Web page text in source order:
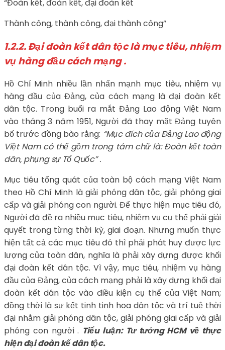
“Đoàn kết, đoàn kết, đại đoàn kết
Thành công, thành công, đại thành công”
1.2.2.Đại đoàn kết dân tộc là mục tiêu, nhiệm
vụ hàng đầu cách mạng .
Hồ Chí Minh nhiều lần nhấn mạnh mục tiêu, nhiệm vụ
hàng đầu của Đảng, của cách mạng là đại đoàn kết
dân tộc. Trong buổi ra mắt Đảng Lao động Việt Nam
vào tháng 3 năm 1951, Người đã thay mặt Đảng tuyên
bố trước đồng bào rằng: “Mục đích của Đảng Lao động
Việt Nam có thể gồm trong tám chữ là: Đoàn kết toàn
dân, phụng sự Tổ Quốc” .
Mục tiêu tổng quát của toàn bộ cách mạng Việt Nam
theo Hồ Chí Minh là giải phóng dân tộc, giải phóng giai
cấp và giải phóng con người. Để thực hiện mục tiêu đó,
Người đã đề ra nhiều mục tiêu, nhiệm vụ cụ thể phải giải
quyết trong từng thời kỳ, giai đoạn. Nhưng muốn thực
hiện tất cả các mục tiêu đó thì phải phát huy được lực
lượng của toàn dân, nghĩa là phải xây dựng được khối
đại đoàn kết dân tộc. Vì vậy, mục tiêu, nhiệm vụ hàng
đầu của Đảng, của cách mạng phải là xây dựng khối đại
đoàn kết dân tộc vào điều kiện cụ thể của Việt Nam;
đồng thời là sự kết tinh tinh hoa dân tộc và trí tuệ thời
đại nhằm giải phóng dân tộc, giải phóng giai cấp và giải
phóng con người . Tiểu luận: Tư tưởng HCM về thực
hiện đại đoàn kế dân tộc.